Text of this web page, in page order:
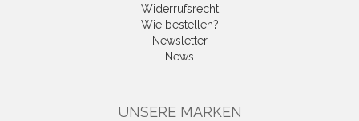
Widerrufsrecht
Wie bestellen?
Newsletter
News
UNSERE MARKEN